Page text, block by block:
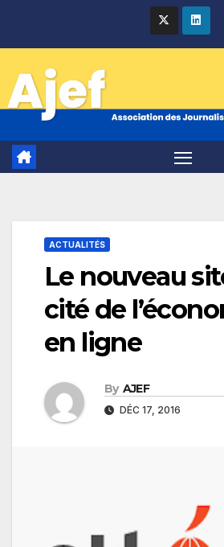
ACTUALITÉS
Le nouveau
cité de
en ligne
By AJEF
DÉC 17, 2016